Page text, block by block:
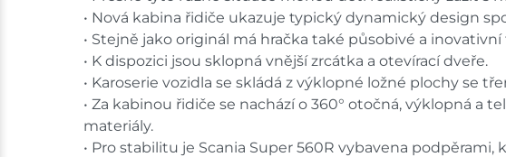
• Nová kabina řidiče ukazuje typický dynamický design
• Stejně jako originál má hračka také působivé a
• K dispozici jsou sklopná vnější zrcátka a otevírací dveře.
• Karoserie vozidla se skládá z výklopné ložné plochy se
• Za kabinou řidiče se nachází o 360° otočná, výklopná
materiály.
• Pro stabilitu je Scania Super 560R vybavena